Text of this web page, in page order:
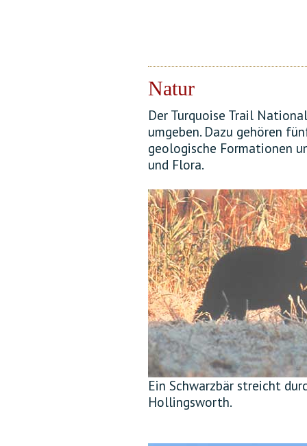
Natur
Der Turquoise Trail
umgeben. Dazu gehören
geologische Formationen
und Flora.
Ein Schwarzbär streicht
Hollingsworth.